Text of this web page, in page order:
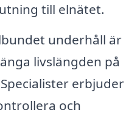
till elnätet.
underhåll är
livslängden på
erbjuder
och